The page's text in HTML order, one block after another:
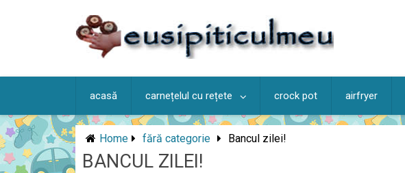
acasă carnețelul cu rețete crock pot airfryer
Home fără categorie Bancul zilei!
BANCUL ZILEI!